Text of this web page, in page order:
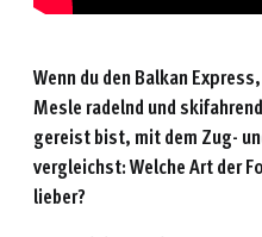
Wenn du den Balkan Express
Mesle radelnd und
gereist bist, mit dem Zug-
vergleichst: Welche Art der
lieber?